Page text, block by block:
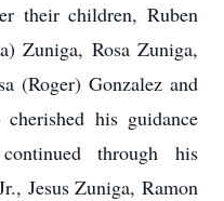
their children, Ruben
Zuniga, Rosa Zuniga,
(Roger) Gonzalez and
his guidance
through his
Jesus Zuniga, Ramon